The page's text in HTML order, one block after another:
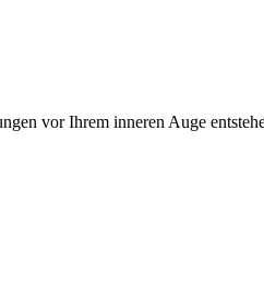
vor Ihrem inneren Auge